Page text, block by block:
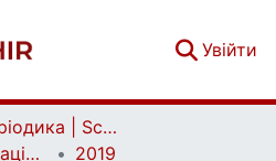
Увійти
Наукова періодика | Scientific periodicals
Вісник Київського національного університету імені Тараса Шевченка. Історія | Bulletin of Taras Shevchenko National University of Kyiv. History
2019